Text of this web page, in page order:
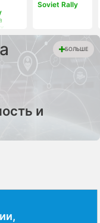
Soviet Rally
БОЛЬШЕ
и